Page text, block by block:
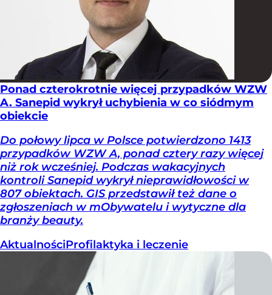
Ponad czterokrotnie więcej przypadków WZW
A. Sanepid wykrył uchybienia w co siódmym
obiekcie
Do połowy lipca w Polsce potwierdzono 1413
przypadków WZW A, ponad cztery razy więcej
niż rok wcześniej. Podczas wakacyjnych
kontroli Sanepid wykrył nieprawidłowości w
807 obiektach. GIS przedstawił też dane o
zgłoszeniach w mObywatelu i wytyczne dla
branży beauty.
AktualnościProfilaktyka i leczenie